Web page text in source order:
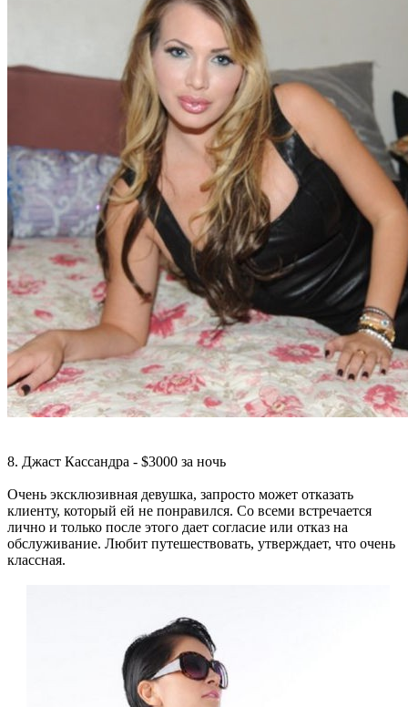
8. Джаст Кассандра - $3000 за ночь
Очень эксклюзивная девушка, запросто может отказать
клиенту, который ей не понравился. Со всеми встречается
лично и только после этого дает согласие или отказ на
обслуживание. Любит путешествовать, утверждает, что очень
классная.